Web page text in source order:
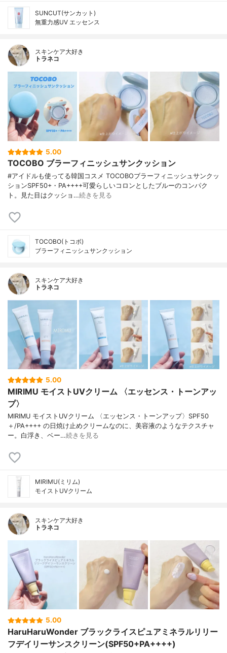
SUNCUT(サンカット)
無重力感UV エッセンス
スキンケア大好き
トラネコ
5.00
TOCOBO ブラーフィニッシュサンクッション
#アイドルも使ってる韓国コスメ TOCOBOブラーフィニッシュサンクッ
ションSPF50+・PA++++可愛らしいコロンとしたブルーのコンパク
ト。見た目はクッショ…続きを見る
TOCOBO(トコボ)
ブラーフィニッシュサンクッション
スキンケア大好き
トラネコ
5.00
MIRIMU モイストUVクリーム 〈エッセンス・トーンアッ
プ〉
MIRIMU モイストUVクリーム 〈エッセンス・トーンアップ〉SPF50
＋/PA++++ の日焼け止めクリームなのに、美容液のようなテクスチャ
ー。白浮き、ベー…続きを見る
MIRIMU(ミリム)
モイストUVクリーム
スキンケア大好き
トラネコ
5.00
HaruHaruWonder ブラックライスピュアミネラルリリー
フデイリーサンスクリーン(SPF50+PA++++)